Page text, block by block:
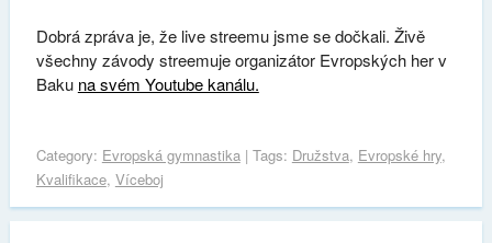
Dobrá zpráva je, že live streemu jsme se dočkali. Živě
všechny závody streemuje organizátor Evropských her v
Baku na svém Youtube kanálu.
Category: Evropská gymnastika| Tags: Družstva, Evropské hry,
Kvalifikace, Víceboj